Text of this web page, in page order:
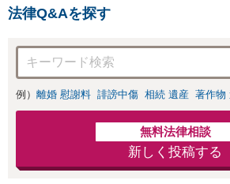
法律Q&Aを探す
例） 離婚 慰謝料 誹謗中傷 相続 遺産 著作物
無料法律相談
新しく投稿する